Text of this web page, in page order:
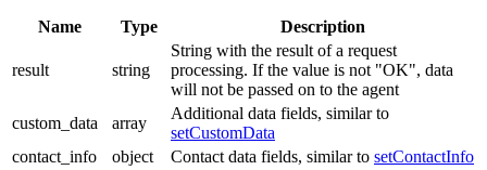
Name Type Description
result string
String with the result of a request
processing. If the value is not "OK", data
will not be passed on to the agent
custom_data
array
Additional data fields, similar to
setCustomData
contact_info
object Contact data fields, similar to setContactInfo